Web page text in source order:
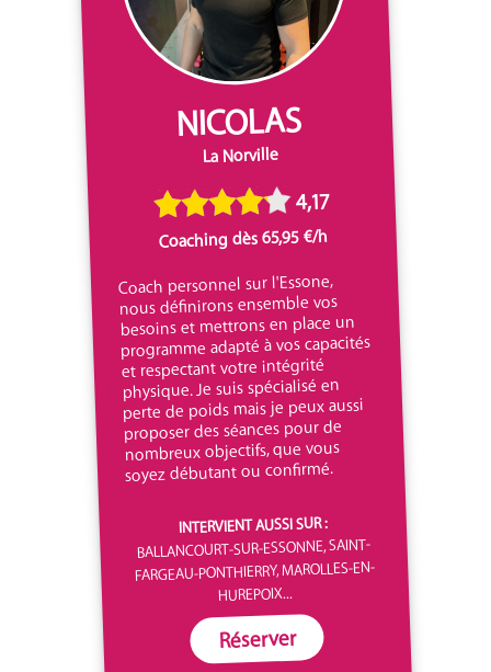
NICOLAS
La Norville
4,17
Coaching dès 65,95 €/h
Coach personnel sur l'Essone,
nous définirons ensemble vos
besoins et mettrons en place un
programme adapté à vos capacités
et respectant votre intégrité
physique. Je suis spécialisé en
perte de poids mais je peux aussi
proposer des séances pour de
nombreux objectifs, que vous
soyez débutant ou confirmé.
INTERVIENT AUSSI SUR :
BALLANCOURT-SUR-ESSONNE, SAINT-
FARGEAU-PONTHIERRY, MAROLLES-EN-
HUREPOIX...
Réserver